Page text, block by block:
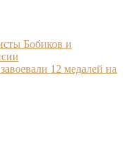
Бобиков и
12 медалей на